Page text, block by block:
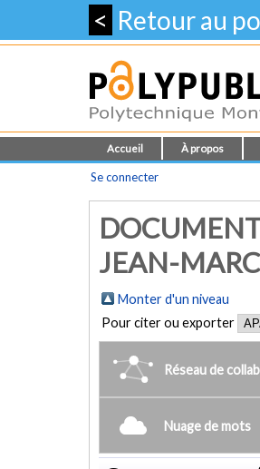
< Retour au
Accueil À propos
Se connecter
JEAN-
Monter d'un niveau
Pour citer ou exporter
Réseau de
Nuage de mots